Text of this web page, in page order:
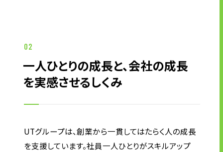
サステナビリティTOP
トップメッセージ
サステナビリティ基本方針
サステナビリティ指標
02
一人ひとりの成長と、会社の成長
を実感させるしくみ
UTグループは、創業から一貫してはたらく人の成長
を支援しています。社員一人ひとりがスキルアップ